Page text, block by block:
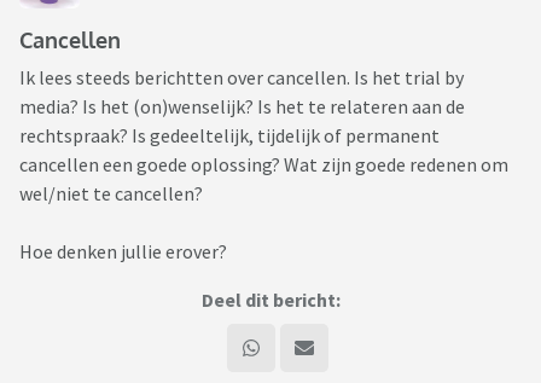
Cancellen
Ik lees steeds berichtten over cancellen. Is het trial by
media? Is het (on)wenselijk? Is het te relateren aan de
rechtspraak? Is gedeeltelijk, tijdelijk of permanent
cancellen een goede oplossing? Wat zijn goede redenen om
wel/niet te cancellen?
Hoe denken jullie erover?
Deel dit bericht: